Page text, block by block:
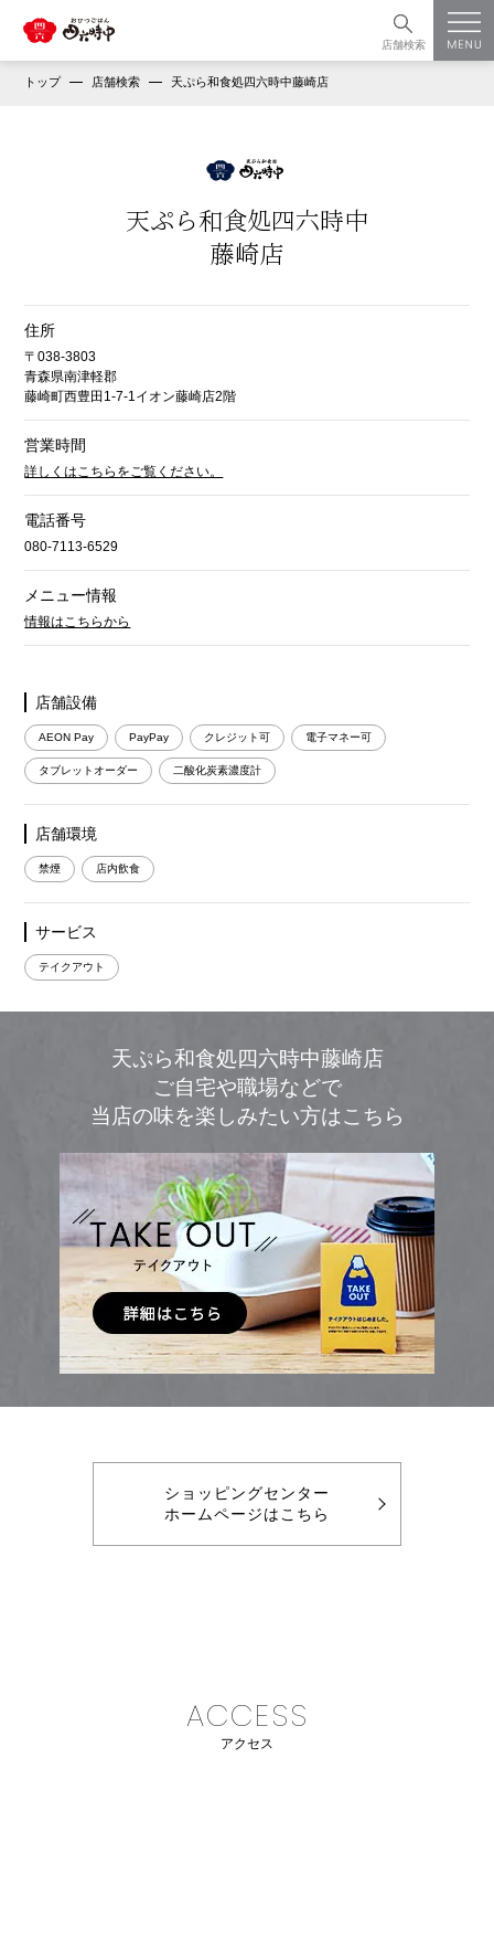
店舗検索
トップ 店舗検索 天ぷら和食処四六時中藤崎店
天ぷら和食処四六時中
藤崎店
住所
〒038-3803
青森県南津軽郡
藤崎町西豊田1-7-1イオン藤崎店2階
営業時間
詳しくはこちらをご覧ください。
電話番号
080-7113-6529
メニュー情報
情報はこちらから
店舗設備
AEON Pay PayPay クレジット可 電子マネー可
タブレットオーダー 二酸化炭素濃度計
店舗環境
禁煙 店内飲食
サービス
テイクアウト
天ぷら和食処四六時中藤崎店
ご自宅や職場などで
当店の味を楽しみたい方はこちら
ショッピングセンター
ホームページはこちら
ACCESS
アクセス